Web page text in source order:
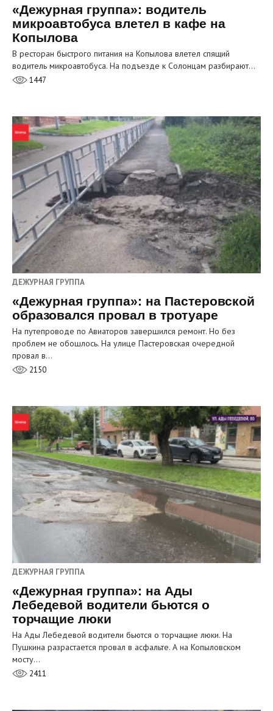
«Дежурная группа»: водитель
микроавтобуса влетел в кафе на
Копылова
В ресторан быстрого питания на Копылова влетел спящий
водитель микроавтобуса. На подъезде к Солонцам разбирают…
1447
ДЕЖУРНАЯ ГРУППА
«Дежурная группа»: на Пастеровской
образовался провал в тротуаре
На путепроводе по Авиаторов завершился ремонт. Но без
проблем не обошлось. На улице Пастеровская очередной
провал в…
2150
ДЕЖУРНАЯ ГРУППА
«Дежурная группа»: на Ады
Лебедевой водители бьются о
торчащие люки
На Ады Лебедевой водители бьются о торчащие люки. На
Пушкина разрастается провал в асфальте. А на Копыловском
мосту…
2411